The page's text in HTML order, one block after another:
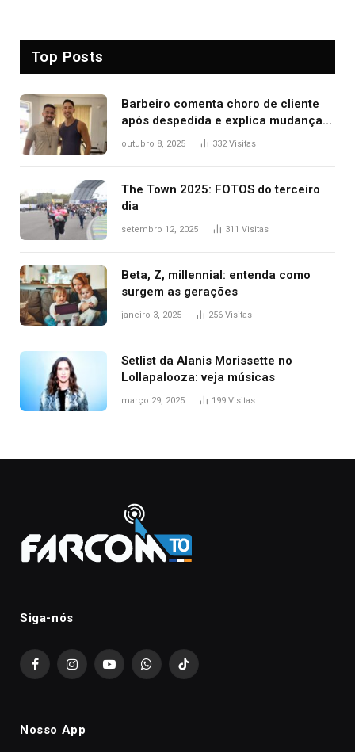
Top Posts
Barbeiro comenta choro de cliente
após despedida e explica mudança
para o TO: ‘Não esperava atingir
outubro 8, 2025 332Visitas
The Town 2025: FOTOS do terceiro
dia
setembro 12, 2025 311 Visitas
Beta, Z, millennial: entenda como
surgem as gerações
janeiro 3, 2025 256 Visitas
Setlist da Alanis Morissette no
Lollapalooza: veja músicas
março 29, 2025 199 Visitas
Siga-nós
FacebookInstagramYouTubeWhatsAppTikTok
Nosso App